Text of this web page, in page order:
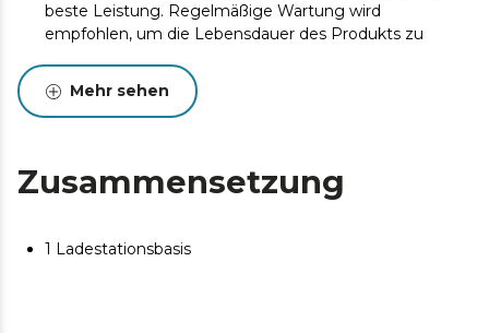
beste Leistung. Regelmäßige Wartung wird
empfohlen, um die Lebensdauer des Produkts zu
Mehr sehen
Zusammensetzung
1 Ladestationsbasis